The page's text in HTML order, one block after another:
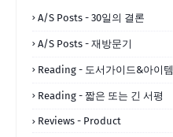
A/S Posts - 30일의 결론
A/S Posts - 재방문기
Reading - 도서가이드&아이템
Reading - 짧은 또는 긴 서평
Reviews - Product